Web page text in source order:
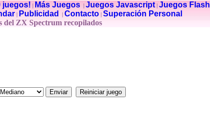
juegos! Más Juegos| Juegos Javascript| Juegos Flash
Publicidad Contacto Superación Personal
del ZX Spectrum recopilados